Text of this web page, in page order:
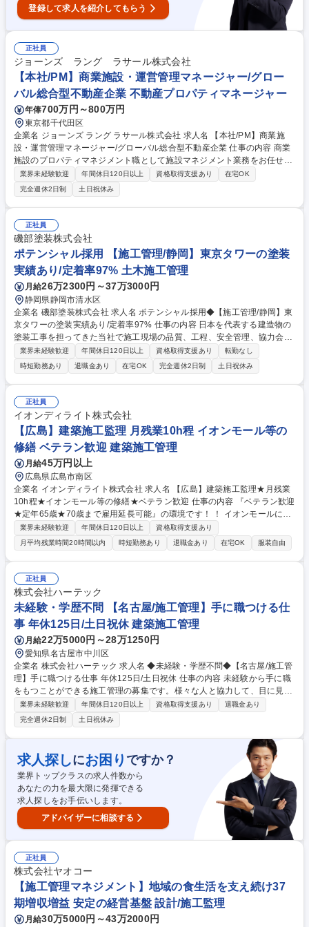
登録して求人を紹介してもらう
正社員
ジョーンズ ラング ラサール株式会社
【本社/PM】商業施設・運営管理マネージャー/グロー
バル総合型不動産企業 不動産プロパティマネージャー
年俸700万円～800万円
東京都千代田区
企業名 ジョーンズ ラング ラサール株式会社 求人名 【本社/PM】商業施
設・運営管理マネージャー/グローバル総合型不動産企業 仕事の内容 商業
施設のプロパティマネジメント職として施設マネジメント業務をお任せし
ます。世界最大級の総合不動産サービスを提供する当社で、各職制のプロ
フェッショナルの力を借りながらPMとしてのスキルUPが果たせます。 ■
非常駐商業施設における運営全般 ■予算管理、修繕工事管理、販促＆イベ
ント管理、テナントリレーション ■テナント入退店の内装監理・コントロ
ール ■施設内のテナントリーシング（オフィスリーシング含む） 【評価基
準】担当商業施設のNOI向上。顧客（クライアント、テナントスタッフ）
との良好な関係の構築とマネジメントが必要となります。 募集職種 【本
社/PM】商業施設・運営管理マネージャー/グローバル総合型不動産企業
業界未経験歓迎 年間休日120日以上 資格取得支援あり
在宅OK
完全週休2日制
土日祝休み
正社員
磯部塗装株式会社
ポテンシャル採用 【施工管理/静岡】東京タワーの塗装
実績あり/定着率97% 土木施工管理
月給26万2300円～37万3000円
静岡県静岡市清水区
企業名 磯部塗装株式会社 求人名 ポテンシャル採用◆【施工管理/静岡】東
京タワーの塗装実績あり/定着率97% 仕事の内容 日本を代表する建造物の
塗装工事を担ってきた当社で施工現場の品質、工程、安全管理、協力会社
の職人やお客様との折衝をお任せします 【施工実績】東京タワー・レイン
ボーブリッジ・明石海峡大橋など 【入社直後の業務】施工現場を見なが
ら、書類作成や補助からスタート 【ゆくゆくお任せする業務】約3年で小
規模現場の管理や現場の予算立てが出来るようになっていただくことを期
待しています。 【教育】独自のカリキュラムを用いてOJTを通して成長頂
きます。 【実績について】https://isobe-painting.co.jp/works/ 【働き方】
転勤なし/完全週休二日制/年間休日123日と働きやすい環境 募集職種 ポテ
ンシャル採用◆【施工管理/静岡】東京タワーの塗装実績あり/定着率97%
業界未経験歓迎 年間休日120日以上 資格取得支援あり
転勤なし
時短勤務あり
退職金あり 在宅OK 完全週休2日制 土日祝休み
正社員
イオンディライト株式会社
【広島】建築施工監理 月残業10h程 イオンモール等の
修繕 ベテラン歓迎 建築施工管理
月給45万円以上
広島県広島市南区
企業名 イオンディライト株式会社 求人名 【広島】建築施工監理★月残業
10h程★イオンモール等の修繕★ベテラン歓迎 仕事の内容 『ベテラン歓迎
★定年65歳★70歳まで雇用延長可能』の環境です！ ！ イオンモールにお
ける大規模修繕・改装工事などを担当！ 具体的には、管轄内の各地の施工
受託案件を担当いただきゼネコン、 施工業者との折衝、現地での作業管理
等を行います！ 【業務】■工事実施前の準備（各種書類申請／工程表等ス
ケジュール確認）■工事実施期間における施工管理（安全／品質） ■工事
に関わる安全確認の巡回■業務に関わる資料作り 【魅力】年2回の大型連
休も取得でき、月残業時間も10h程と非常に働きやすい環境です。WLBも
意識しつつ安定性の高い当社で是非経験を生かしてみませんか！ 募集職種
【広島】建築施工監理★月残業10h程★イオンモール等の修繕★ベテラン
歓迎
業界未経験歓迎 年間休日120日以上
資格取得支援あり
月平均残業時間20時間以内
時短勤務あり 退職金あり 在宅OK 服装自由
正社員
株式会社ハーテック
未経験・学歴不問 【名古屋/施工管理】手に職つける仕
事 年休125日/土日祝休 建築施工管理
月給22万5000円～28万1250円
愛知県名古屋市中川区
企業名 株式会社ハーテック 求人名 ◆未経験・学歴不問◆【名古屋/施工管
理】手に職つける仕事 年休125日/土日祝休 仕事の内容 未経験から手に職
をもつことができる施工管理の募集です。様々な人と協力して、目に見え
る成果物を作り出す実感をもって働くことができます。大手顧客が中心の
為、残業・休日面でメリハリのある働き方が可能です。 【業務詳細】入社
後は所長や先輩と同行しながら、職人さんとのやりとりや工事の流れを理
解いただきます。 ■ネクスコ西日本関連などの大手顧客の案件が多く、社
会インフラを守る達成感を感じながら業務に励むことができる環境です。
■案件の多くはお客様から依頼があるので、元々関係性の深いお客様との
やりとりが中心です。 募集職種 ◆未経験・学歴不問◆【名古屋/施工管
理】手に職つける仕事 年休125日/土日祝休
業界未経験歓迎 年間休日120日以上 資格取得支援あり
退職金あり
完全週休2日制
土日祝休み
求人探しにお困り ですか？
業界トップクラスの求人件数から
あなたの力を最大限に発揮できる
求人探しをお手伝いします。
アドバイザーに相談する
正社員
株式会社ヤオコー
【施工管理マネジメント】地域の食生活を支え続け37
期増収増益 安定の経営基盤 設計/施工監理
月給30万5000円～43万2000円